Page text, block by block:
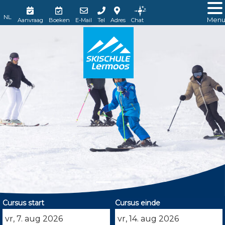
Aanvraag Boeken E-Mail Tel Adres Chat Menu
Cursus start Cursus einde